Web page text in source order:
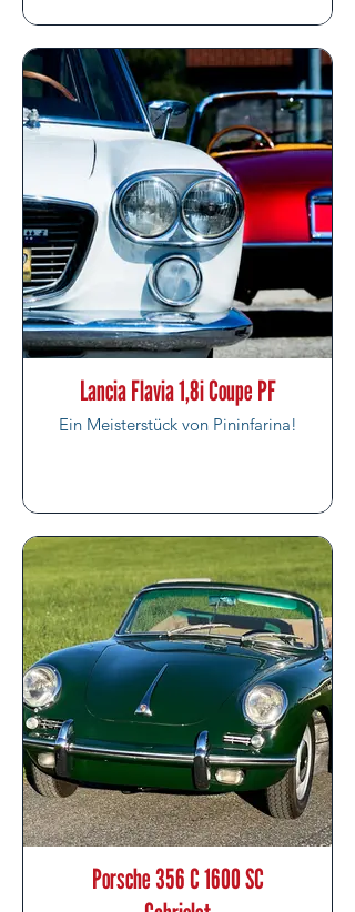
Lancia Flavia 1,8i Coupe PF
Ein Meisterstück von Pininfarina!
Porsche 356 C 1600 SC